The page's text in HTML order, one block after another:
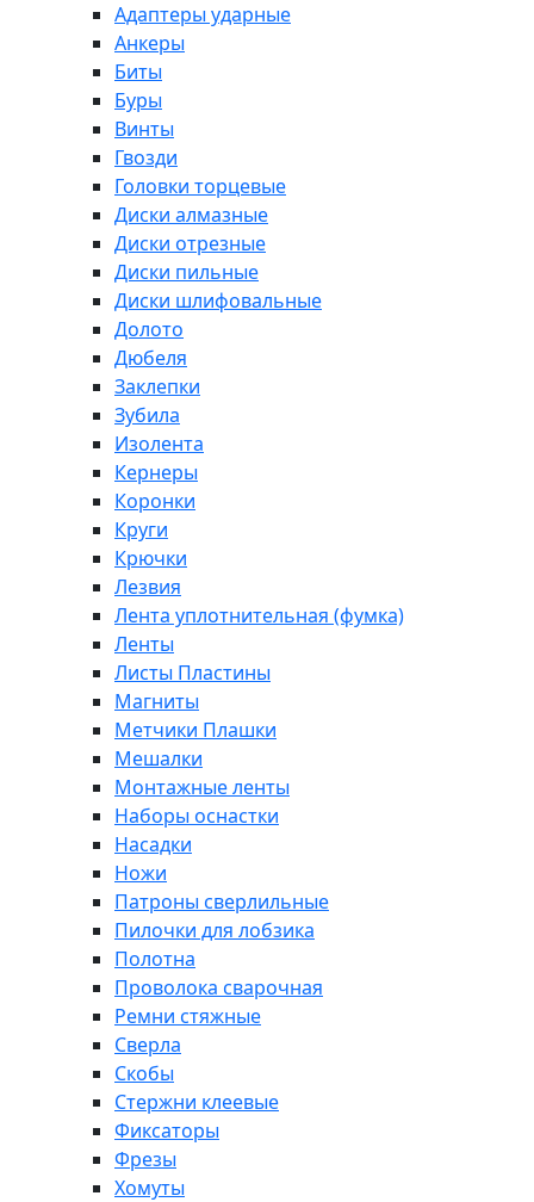
Адаптеры ударные
Анкеры
Биты
Буры
Винты
Гвозди
Головки торцевые
Диски алмазные
Диски отрезные
Диски пильные
Диски шлифовальные
Долото
Дюбеля
Заклепки
Зубила
Изолента
Кернеры
Коронки
Круги
Крючки
Лезвия
Лента уплотнительная (фумка)
Ленты
Листы Пластины
Магниты
Метчики Плашки
Мешалки
Монтажные ленты
Наборы оснастки
Насадки
Ножи
Патроны сверлильные
Пилочки для лобзика
Полотна
Проволока сварочная
Ремни стяжные
Сверла
Скобы
Стержни клеевые
Фиксаторы
Фрезы
Хомуты